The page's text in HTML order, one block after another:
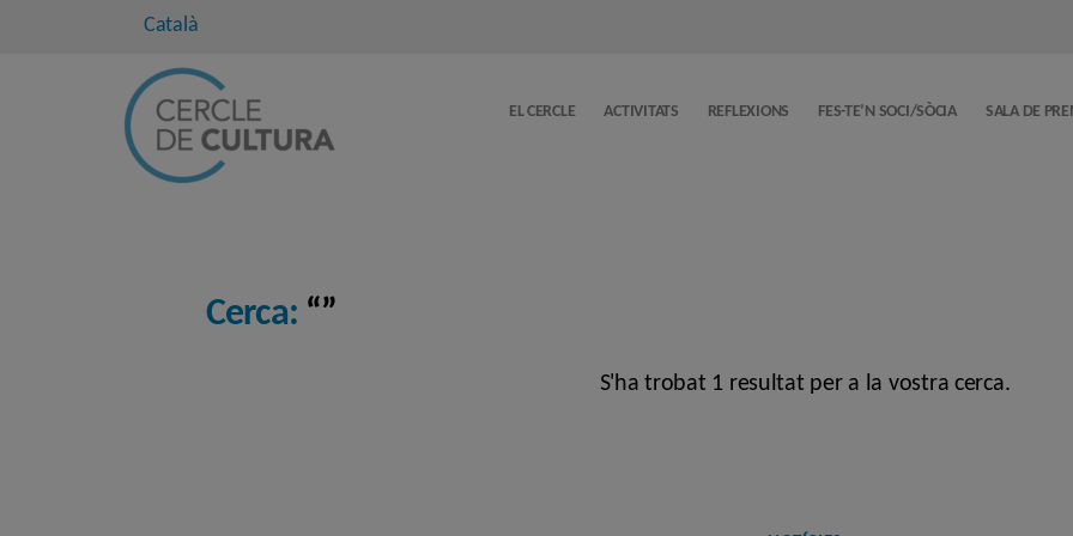
Català
EL CERCLE ACTIVITATS REFLEXIONS FES-TE’N SOCI/SÒCIA SALA DE
Cerca: “”
S'ha trobat 1 resultat per a la vostra cerca.